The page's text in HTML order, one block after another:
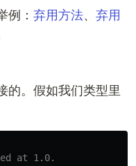
例： 弃用方法、 弃用
的。假如我们类型里
at 1.0.